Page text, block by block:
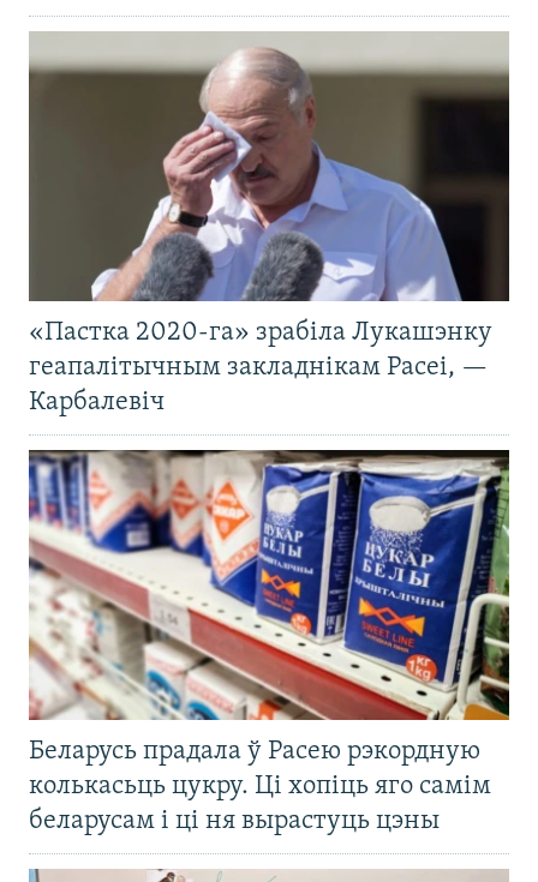
«Пастка 2020-га» зрабіла Лукашэнку
геапалітычным закладнікам Расеі, —
Карбалевіч
Беларусь прадала ў Расею рэкордную
колькасьць цукру. Ці хопіць яго самім
беларусам і ці ня вырастуць цэны